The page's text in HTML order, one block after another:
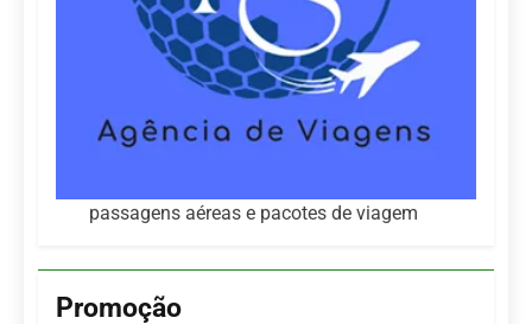
passagens aéreas e pacotes de viagem
Promoção